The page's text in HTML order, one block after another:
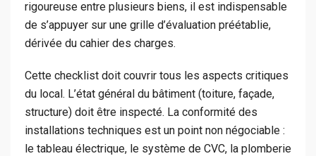
rigoureuse entre plusieurs biens, il est indispensable
de s’appuyer sur une grille d’évaluation préétablie,
dérivée du cahier des charges.
Cette checklist doit couvrir tous les aspects critiques
du local. L’état général du bâtiment (toiture, façade,
structure) doit être inspecté. La conformité des
installations techniques est un point non négociable :
le tableau électrique, le système de CVC, la plomberie